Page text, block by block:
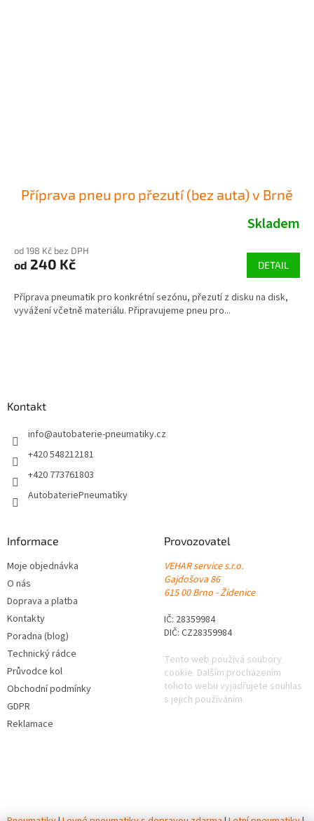
Příprava pneu pro přezutí (bez auta) v Brně
Skladem
od 198 Kč bez DPH
od 240 Kč DETAIL
Příprava pneumatik pro konkrétní sezónu, přezutí z disku na disk,
vyvážení včetně materiálu. Připravujeme pneu pro...
Kontakt
info@autobaterie-pneumatiky.cz
+420 548212181
+420 773761803
AutobateriePneumatiky
Informace
Moje objednávka
O nás
Doprava a platba
Kontakty
Poradna (blog)
Technický rádce
Průvodce kol
Obchodní podmínky
GDPR
Reklamace
Provozovatel
VEHAR service s.r.o.
Gajdošova 86
615 00 Brno - Židenice
IČ: 28359984
DIČ: CZ28359984
Tento web používá soubory
cookie. Dalším procházením
tohoto webu vyjadřujete souhlas
s jejich používáním.